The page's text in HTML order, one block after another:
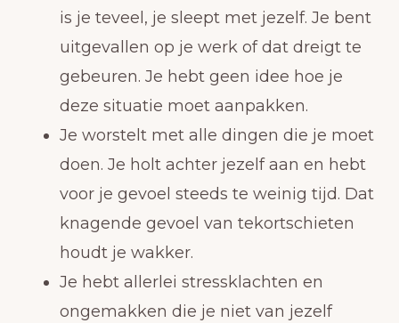
is je teveel, je sleept met jezelf. Je bent
uitgevallen op je werk of dat dreigt te
gebeuren. Je hebt geen idee hoe je
deze situatie moet aanpakken.
Je worstelt met alle dingen die je moet
doen. Je holt achter jezelf aan en hebt
voor je gevoel steeds te weinig tijd. Dat
knagende gevoel van tekortschieten
houdt je wakker.
Je hebt allerlei stressklachten en
ongemakken die je niet van jezelf